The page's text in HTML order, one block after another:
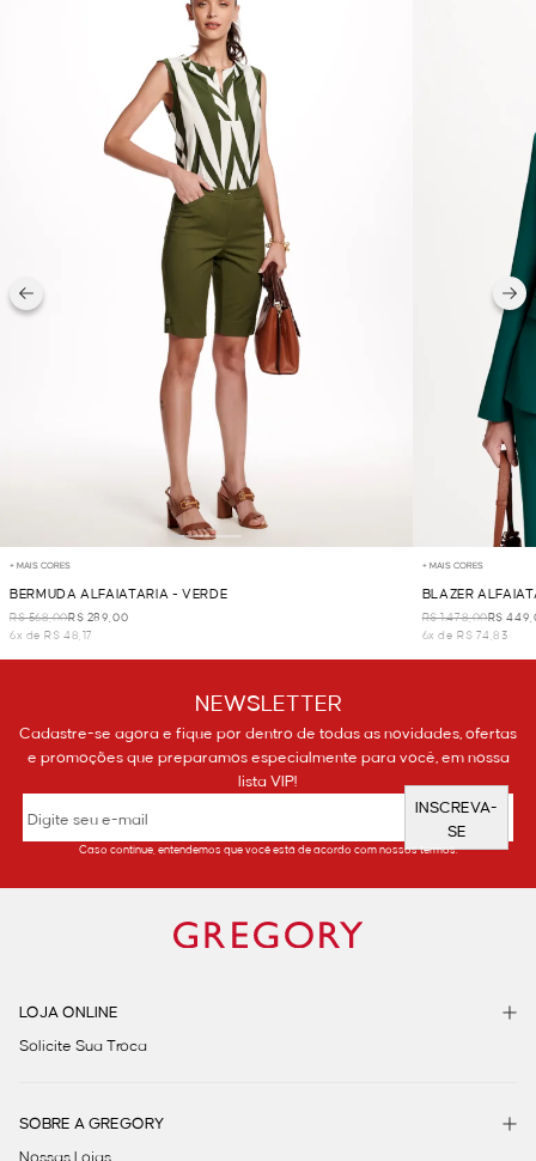
+ MAIS CORES
BERMUDA ALFAIATARIA - VERDE
R$ 568,00R$ 289,00
6x de R$ 48,17
+ MAIS CORES
BLAZER
R$ 1.478,00R$
6x de R$ 74,83
NEWSLETTER
Cadastre-se agora e fique por dentro de todas as novidades, ofertas
e promoções que preparamos especialmente para você, em nossa
lista VIP!
INSCREVA-
SE
Caso continue, entendemos que você está de acordo com nossos termos.
LOJA ONLINE
Solicite Sua Troca
SOBRE A GREGORY